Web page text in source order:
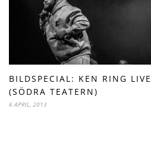
BILDSPECIAL: KEN RING LIVE
(SÖDRA TEATERN)
6 APRIL, 2013